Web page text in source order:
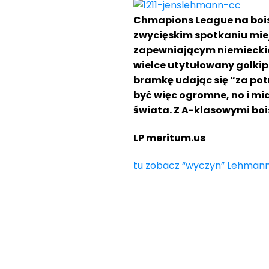
Chmapions League na
zwycięskim spotkaniu
zapewniającym
wielce utytułowany
bramkę udając się “za
być więc ogromne, no i
świata. Z A-klasowymi
LP meritum.us
tu zobacz “wyczyn”